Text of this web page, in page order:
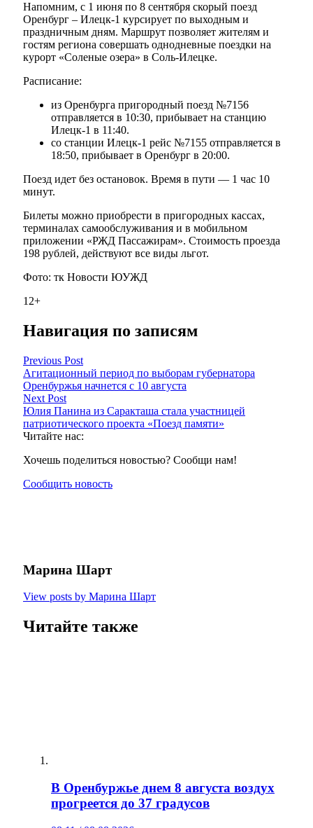
Напомним, с 1 июня по 8 сентября скорый поезд
Оренбург – Илецк-1 курсирует по выходным и
праздничным дням. Маршрут позволяет жителям и
гостям региона совершать однодневные поездки на
курорт «Соленые озера» в Соль-Илецке.
Расписание:
из Оренбурга пригородный поезд №7156
отправляется в 10:30, прибывает на станцию
Илецк-1 в 11:40.
со станции Илецк-1 рейс №7155 отправляется в
18:50, прибывает в Оренбург в 20:00.
Поезд идет без остановок. Время в пути — 1 час 10
минут.
Билеты можно приобрести в пригородных кассах,
терминалах самообслуживания и в мобильном
приложении «РЖД Пассажирам». Стоимость проезда
198 рублей, действуют все виды льгот.
Фото: тк Новости ЮУЖД
12+
Навигация по записям
Previous Post
Агитационный период по выборам губернатора
Оренбуржья начнется с 10 августа
Next Post
Юлия Панина из Саракташа стала участницей
патриотического проекта «Поезд памяти»
Читайте нас:
Хочешь поделиться новостью? Сообщи нам!
Сообщить новость
Марина Шарт
View posts by Марина Шарт
Читайте также
В Оренбуржье днем 8 августа воздух
прогреется до 37 градусов